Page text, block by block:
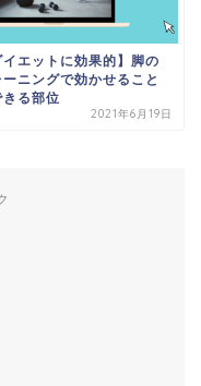
イエットに効果的】脚の
ーニングで効かせること
きる部位
2021年6月19日